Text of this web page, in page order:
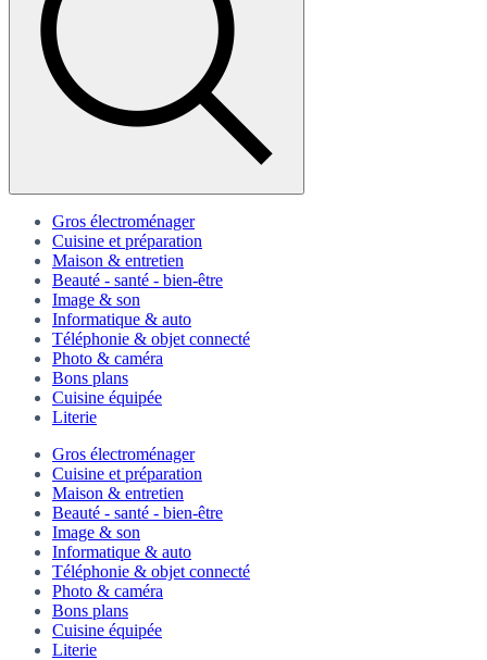
Gros électroménager
Cuisine et préparation
Maison & entretien
Beauté - santé - bien-être
Image & son
Informatique & auto
Téléphonie & objet connecté
Photo & caméra
Bons plans
Cuisine équipée
Literie
Gros électroménager
Cuisine et préparation
Maison & entretien
Beauté - santé - bien-être
Image & son
Informatique & auto
Téléphonie & objet connecté
Photo & caméra
Bons plans
Cuisine équipée
Literie